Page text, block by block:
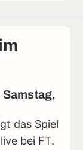
Samstag,
das Spiel
bei FT.